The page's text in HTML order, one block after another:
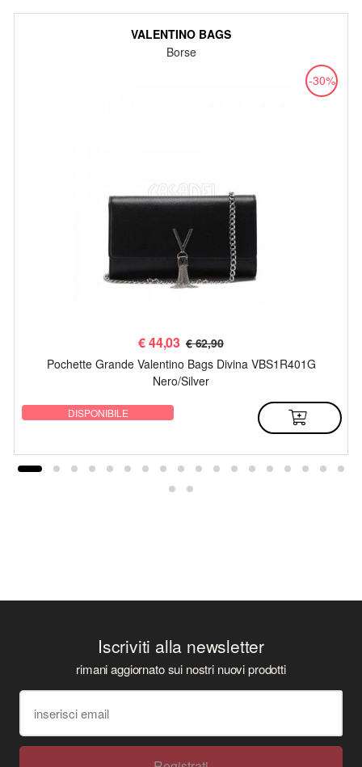
VALENTINO BAGS
Borse
-30%
€44,03 € 62,90
Pochette Grande Valentino Bags Divina VBS1R401G
Nero/Silver
DISPONIBILE
Iscriviti alla newsletter
rimani aggiornato sui nostri nuovi prodotti